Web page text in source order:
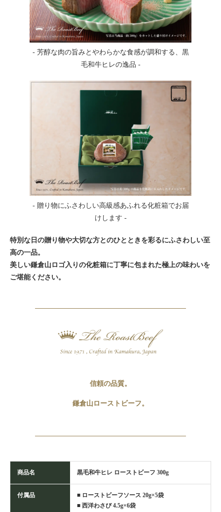
- 芳醇な肉の旨みとやわらかな食感が調和する、黒
毛和牛ヒレの逸品 -
- 贈り物にふさわしい高級感あふれる化粧箱でお届
けします -
特別な日の贈り物や大切な方とのひとときを彩るにふさわしい至
高の一品。
美しい鎌倉山ロゴ入りの化粧箱に丁寧に包まれた極上の味わいを
ご堪能ください。
信頼の品質。
鎌倉山ローストビーフ。
商品名 黒毛和牛ヒレ ローストビーフ 300g
付属品
■ ローストビーフソース 20g×5袋
■ 西洋わさび 4.5g×6袋